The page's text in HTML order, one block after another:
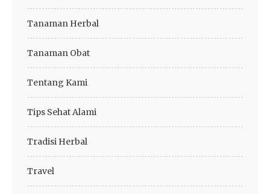
Tanaman Herbal
Tanaman Obat
Tentang Kami
Tips Sehat Alami
Tradisi Herbal
Travel